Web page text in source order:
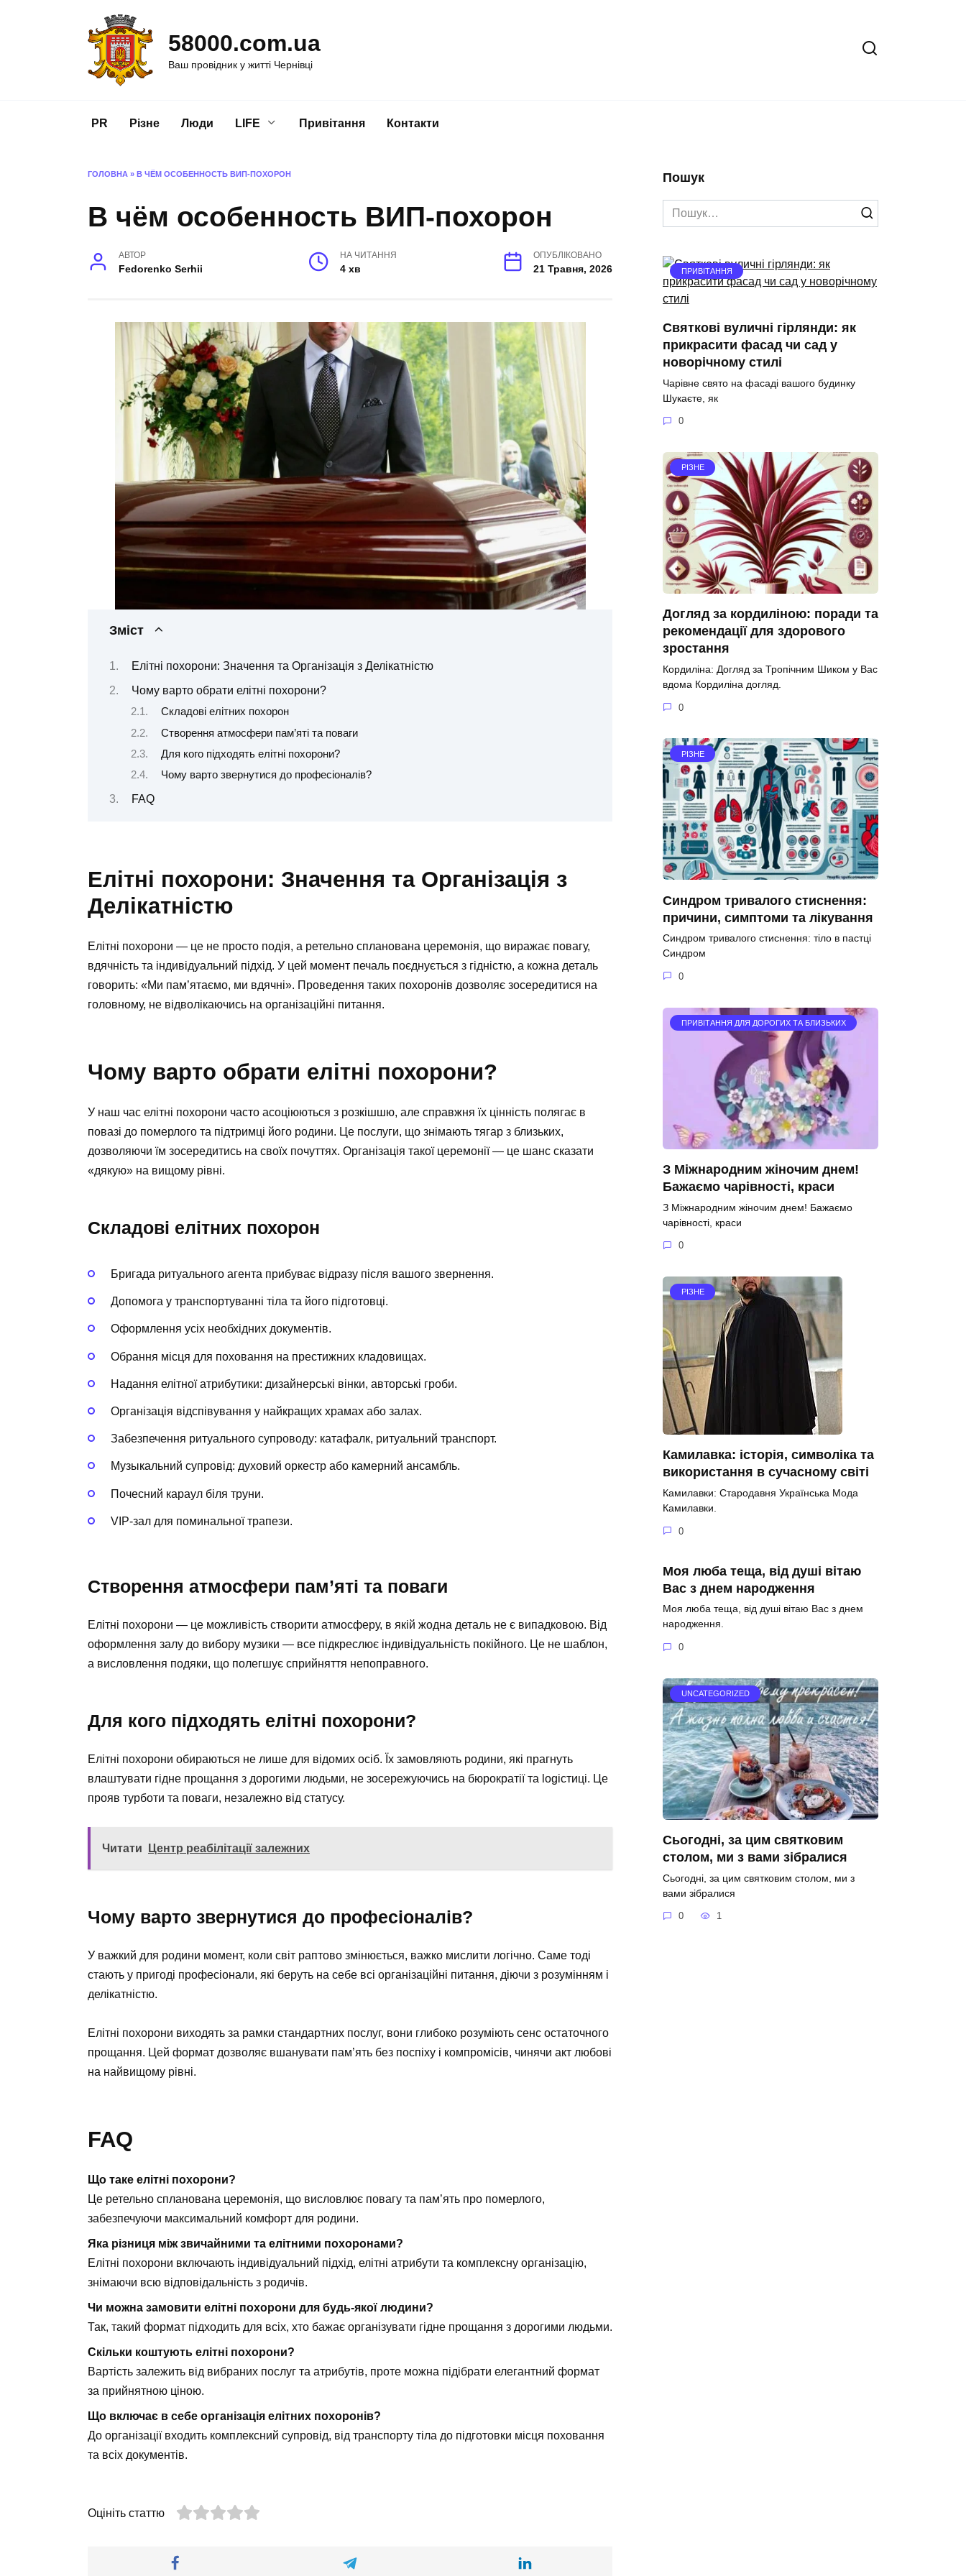
58000.com.ua
Ваш провідник у житті Чернівці
PR Різне Люди LIFE Привітання Контакти
ГОЛОВНА » В ЧЁМ ОСОБЕННОСТЬ ВИП-ПОХОРОН
В чём особенность ВИП-похорон
АВТОР
Fedorenko Serhii
НА ЧИТАННЯ
4 хв
ОПУБЛІКОВАНО
21 Травня, 2026
Зміст
Елітні похорони: Значення та Організація з Делікатністю
Чому варто обрати елітні похорони?
Складові елітних похорон
Створення атмосфери пам’яті та поваги
Для кого підходять елітні похорони?
Чому варто звернутися до професіоналів?
FAQ
Елітні похорони: Значення та Організація з
Делікатністю
Елітні похорони — це не просто подія, а ретельно спланована церемонія, що виражає повагу,
вдячність та індивідуальний підхід. У цей момент печаль поєднується з гідністю, а кожна деталь
говорить: «Ми пам’ятаємо, ми вдячні». Проведення таких похоронів дозволяє зосередитися на
головному, не відволікаючись на організаційні питання.
Чому варто обрати елітні похорони?
У наш час елітні похорони часто асоціюються з розкішшю, але справжня їх цінність полягає в
повазі до померлого та підтримці його родини. Це послуги, що знімають тягар з близьких,
дозволяючи їм зосередитись на своїх почуттях. Організація такої церемонії — це шанс сказати
«дякую» на вищому рівні.
Складові елітних похорон
Бригада ритуального агента прибуває відразу після вашого звернення.
Допомога у транспортуванні тіла та його підготовці.
Оформлення усіх необхідних документів.
Обрання місця для поховання на престижних кладовищах.
Надання елітної атрибутики: дизайнерські вінки, авторські гроби.
Організація відспівування у найкращих храмах або залах.
Забезпечення ритуального супроводу: катафалк, ритуальний транспорт.
Музыкальний супровід: духовий оркестр або камерний ансамбль.
Почесний караул біля труни.
VIP-зал для поминальної трапези.
Створення атмосфери пам’яті та поваги
Елітні похорони — це можливість створити атмосферу, в якій жодна деталь не є випадковою. Від
оформлення залу до вибору музики — все підкреслює індивідуальність покійного. Це не шаблон,
а висловлення подяки, що полегшує сприйняття непоправного.
Для кого підходять елітні похорони?
Елітні похорони обираються не лише для відомих осіб. Їх замовляють родини, які прагнуть
влаштувати гідне прощання з дорогими людьми, не зосережуючись на бюрократії та logістиці. Це
прояв турботи та поваги, незалежно від статусу.
Читати Центр реабілітації залежних
Чому варто звернутися до професіоналів?
У важкий для родини момент, коли світ раптово змінюється, важко мислити логічно. Саме тоді
стають у пригоді професіонали, які беруть на себе всі організаційні питання, діючи з розумінням і
делікатністю.
Елітні похорони виходять за рамки стандартних послуг, вони глибоко розуміють сенс остаточного
прощання. Цей формат дозволяє вшанувати пам’ять без поспіху і компромісів, чинячи акт любові
на найвищому рівні.
FAQ
Що таке елітні похорони?
Це ретельно спланована церемонія, що висловлює повагу та пам’ять про померлого,
забезпечуючи максимальний комфорт для родини.
Яка різниця між звичайними та елітними похоронами?
Елітні похорони включають індивідуальний підхід, елітні атрибути та комплексну організацію,
знімаючи всю відповідальність з родичів.
Чи можна замовити елітні похорони для будь-якої людини?
Так, такий формат підходить для всіх, хто бажає організувати гідне прощання з дорогими людьми.
Скільки коштують елітні похорони?
Вартість залежить від вибраних послуг та атрибутів, проте можна підібрати елегантний формат
за прийнятною ціною.
Що включає в себе організація елітних похоронів?
До організації входить комплексний супровід, від транспорту тіла до підготовки місця поховання
та всіх документів.
Оцініть статтю
Пошук
Search
for:
ПРИВІТАННЯ
Святкові вуличні гірлянди: як
прикрасити фасад чи сад у
новорічному стилі
Чарівне свято на фасаді вашого будинку
Шукаєте, як
0
РІЗНЕ
Догляд за кордиліною: поради та
рекомендації для здорового
зростання
Кордиліна: Догляд за Тропічним Шиком у Вас
вдома Кордиліна догляд.
0
РІЗНЕ
Синдром тривалого стиснення:
причини, симптоми та лікування
Синдром тривалого стиснення: тіло в пастці
Синдром
0
ПРИВІТАННЯ ДЛЯ ДОРОГИХ ТА БЛИЗЬКИХ
З Міжнародним жіночим днем!
Бажаємо чарівності, краси
З Міжнародним жіночим днем! Бажаємо
чарівності, краси
0
РІЗНЕ
Камилавка: історія, символіка та
використання в сучасному світі
Камилавки: Стародавня Українська Мода
Камилавки.
0
Моя люба теща, від душі вітаю
Вас з днем народження
Моя люба теща, від душі вітаю Вас з днем
народження.
0
UNCATEGORIZED
Сьогодні, за цим святковим
столом, ми з вами зібралися
Сьогодні, за цим святковим столом, ми з
вами зібралися
0 1